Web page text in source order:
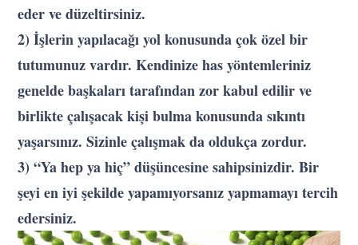
eder ve düzeltirsiniz.
2) İşlerin yapılacağı yol konusunda çok özel bir
tutumunuz vardır. Kendinize has yöntemleriniz
genelde başkaları tarafından zor kabul edilir ve
birlikte çalışacak kişi bulma konusunda sıkıntı
yaşarsınız. Sizinle çalışmak da oldukça zordur.
3) “Ya hep ya hiç” düşüncesine sahipsinizdir. Bir
şeyi en iyi şekilde yapamıyorsanız yapmamayı tercih
edersiniz.